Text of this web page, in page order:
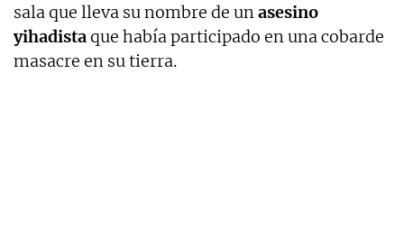
sala que lleva su nombre de unasesino
yihadistaque había participado en una cobarde
masacre en su tierra.